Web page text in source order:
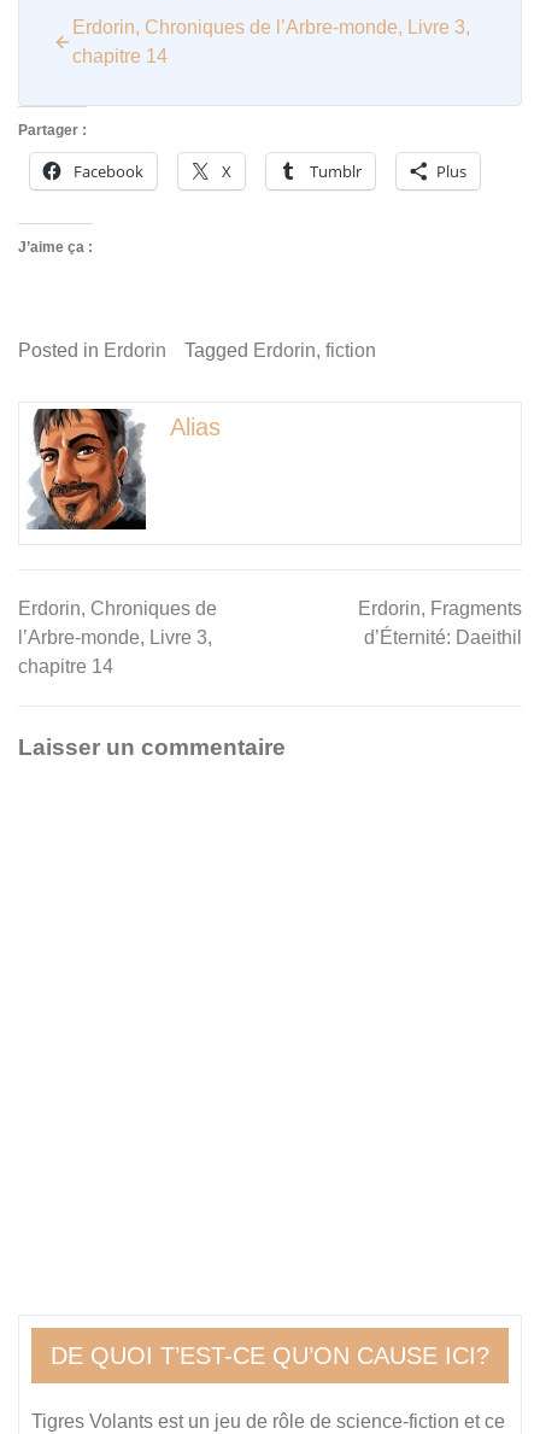
Erdorin, Chroniques de l’Arbre-monde, Livre 3,
chapitre 14
Partager :
Facebook X Tumblr Plus
J’aime ça :
Posted in Erdorin Tagged Erdorin, fiction
Alias
Navigation
de
Erdorin, Chroniques de
l’Arbre-monde, Livre 3,
chapitre 14
Erdorin, Fragments
d’Éternité: Daeithil
Laisser un commentaire
DE QUOI T’EST-CE QU’ON CAUSE ICI?
Tigres Volants est un jeu de rôle de science-fiction et ce